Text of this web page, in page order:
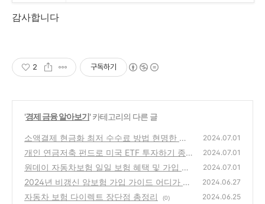
감사합니다
2 구독하기
'경제 금융 알아보기' 카테고리의 다른 글
소액결제 현금화 최저 수수료 방법 현명한 선
택을 위한 가이드
(0)
2024.07.01
개인 연금저축 펀드로 미국 ETF 투자하기 종
류와 운용 방법
(0)
2024.07.01
원데이 자동차보험 일일 보험 혜택 및 가입 방
법 완벽 가이드
(0)
2024.07.01
2024년 비갱신 암보험 가입 가이드 어디가 좋
을까?
(0)
2024.06.27
자동차 보험 다이렉트 장단점 총정리 (0) 2024.06.25